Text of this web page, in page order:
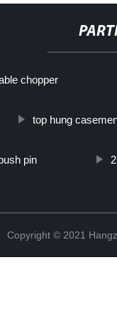
chopper
top hung
pin
Copyright © 2021